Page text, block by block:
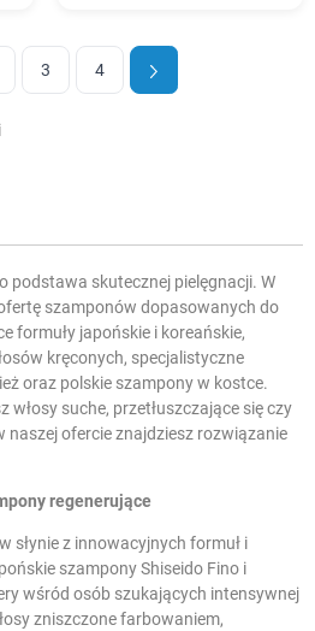
3 4
podstawa skutecznej pielęgnacji. W
szamponów dopasowanych do
formuły japońskie i koreańskie,
kręconych, specjalistyczne
oraz polskie szampony w kostce.
włosy suche, przetłuszczające się czy
ofercie znajdziesz rozwiązanie
regenerujące
słynie z innowacyjnych formuł i
szampony Shiseido Fino i
wśród osób szukających intensywnej
zniszczone farbowaniem,